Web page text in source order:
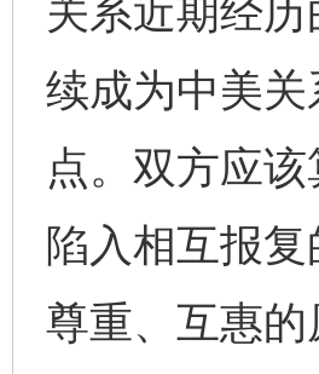
关系近期经
续成为中美
点。双方应
陷入相互报
尊重、互惠